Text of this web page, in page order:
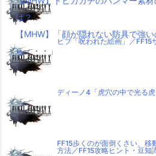
は？
【MHW】「顔が隠れない防具で強
ら・・・」
ビブ「呪われた絵画」／FF15
ディーノ4「虎穴の中で光る
FF15歩くのが面倒くさい、
方法／FF15攻略ヒント・豆知